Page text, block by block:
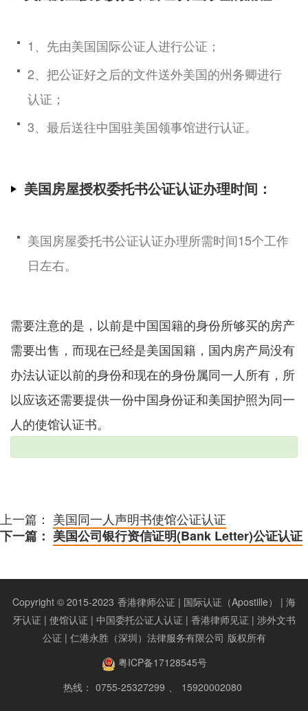
1、先由美国国际公证人进行公证；
2、把公证好之后的文件送外美国的州务卿进行
认证；
3、最后送往中国驻美国领事馆进行认证。
美国房屋授权委托书公证认证办理时间：
美国房屋委托书公证认证办理所需时间15个工作
日左右。
需要注意的是，以前是中国国籍的身份所够买的房产
需要出售，而现在已经是美国国籍，国内房产局没有
办法认证以前的身份和现在的身份属同一人所有，所
以应该还需要提供一份中国身份证和美国护照为同一
人的使馆认证书。
上一篇： 美国同一人声明书使馆公证认证
下一篇： 美国公司银行资信证明(Bank Letter)公证认证
Copyright © 2015-2023 香港律师公证 | 国际认证（Apostille） | 海
牙认证 | 使馆认证 | 中国委托公证人认证 | 香港律师见证 | 涉外文书
公证 | 仁港永胜（深圳）法律服务有限公司 版权所有
粤ICP备17128545号
热线： 0755-25327299 、 15920002080